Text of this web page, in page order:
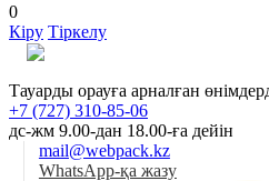
0
Кіру Тіркелу
Тауарды орауға арналған
+7 (727) 310-85-06
дс-жм 9.00-дан 18.00-ға дейін
mail@webpack.kz
WhatsApp-қа жазу